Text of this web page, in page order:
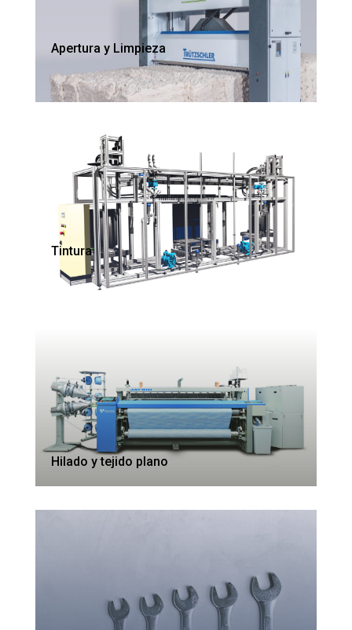
Apertura y Limpieza
Tintura
Hilado y tejido plano